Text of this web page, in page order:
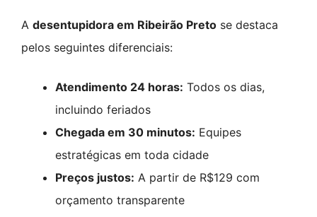
A desentupidora em Ribeirão Preto se destaca
pelos seguintes diferenciais:
Atendimento 24 horas: Todos os dias,
incluindo feriados
Chegada em 30 minutos: Equipes
estratégicas em toda cidade
Preços justos: A partir de R$129 com
orçamento transparente